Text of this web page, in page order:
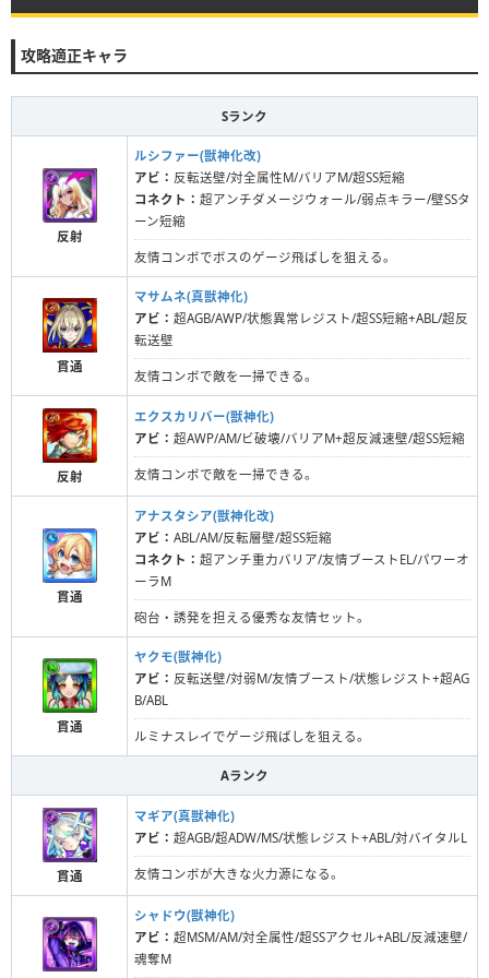
攻略適正キャラ
Sランク
反射
ルシファー(獣神化改)
アビ： 反転送壁/対全属性M/バリアM/超SS短縮
コネクト： 超アンチダメージウォール/弱点キラー/壁SSタ
ーン短縮
友情コンボでボスのゲージ飛ばしを狙える。
貫通
マサムネ(真獣神化)
アビ： 超AGB/AWP/状態異常レジスト/超SS短縮+ABL/超反
転送壁
友情コンボで敵を一掃できる。
反射
エクスカリバー(獣神化)
アビ： 超AWP/AM/ビ破壊/バリアM+超反減速壁/超SS短縮
友情コンボで敵を一掃できる。
貫通
アナスタシア(獣神化改)
アビ： ABL/AM/反転層壁/超SS短縮
コネクト： 超アンチ重力バリア/友情ブーストEL/パワーオ
ーラM
砲台・誘発を担える優秀な友情セット。
貫通
ヤクモ(獣神化)
アビ： 反転送壁/対弱M/友情ブースト/状態レジスト+超AG
B/ABL
ルミナスレイでゲージ飛ばしを狙える。
Aランク
貫通
マギア(真獣神化)
アビ： 超AGB/超ADW/MS/状態レジスト+ABL/対バイタルL
友情コンボが大きな火力源になる。
シャドウ(獣神化)
アビ： 超MSM/AM/対全属性/超SSアクセル+ABL/反減速壁/
魂奪M